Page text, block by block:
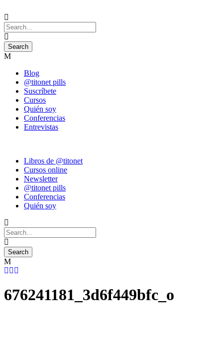
Blog
@titonet pills
Suscríbete
Cursos
Quién soy
Conferencias
Entrevistas
Libros de @titonet
Cursos online
Newsletter
@titonet pills
Conferencias
Quién soy
676241181_3d6f449bfc_o